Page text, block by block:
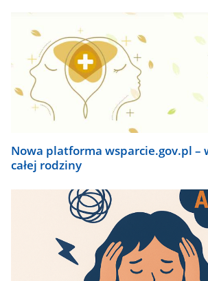
Nowa platforma wsparcie.gov.pl –
całej rodziny